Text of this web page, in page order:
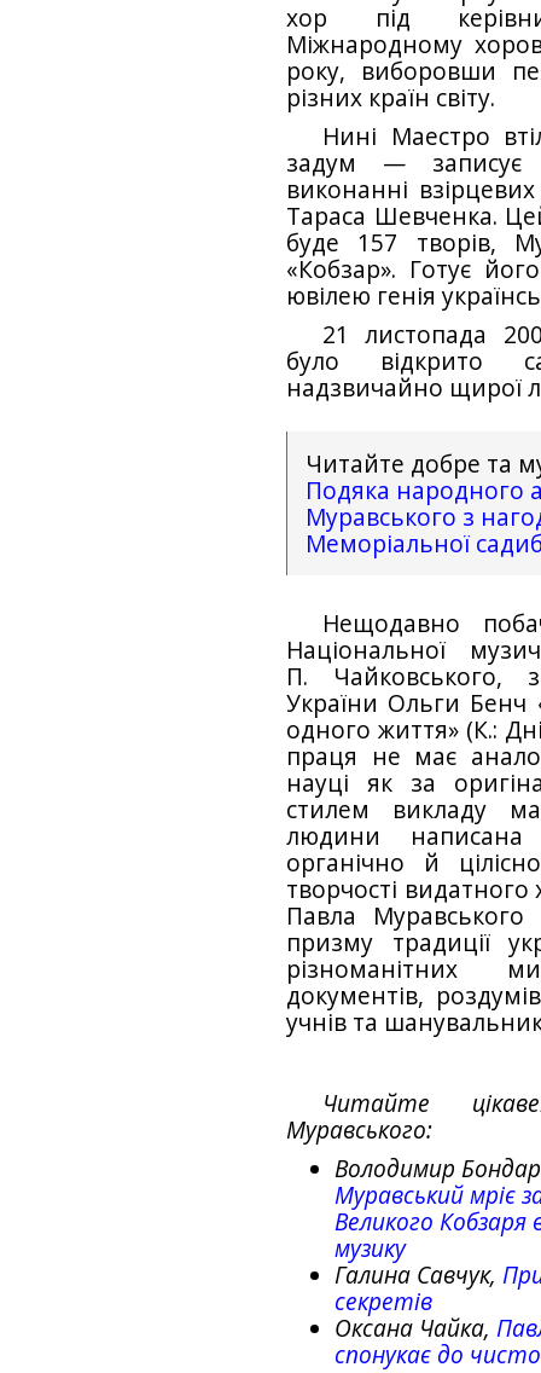
хор під
Міжнародному
року, виборовши
різних країн світу.
Нині Маестро
задум — записує
виконанні
Тараса Шевченка.
буде 157 творів,
«Кобзар». Готує
ювілею генія
21 листопада
було відкрито
надзвичайно щирої
Читайте добре та
Подяка народного
Муравського з
Меморіальної
Нещодавно
Національної
П. Чайковського,
України Ольги
одного життя» (К.:
праця не має
науці як за
стилем викладу
людини
органічно й
творчості
Павла Муравського
призму традиції
різноманітних
документів,
учнів та
Читайте
Муравського:
Володимир
Муравський мріє
Великого Кобзаря
музику
Галина Савчук,
секретів
Оксана Чайка,
спонукає до